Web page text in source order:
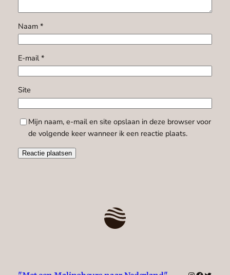
Naam *
E-mail*
Site
Mijn naam, e-mail en site opslaan in deze browser voor
de volgende keer wanneer ik een reactie plaats.